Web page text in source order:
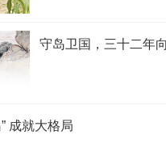
守岛卫国，三十二年
成就大格局